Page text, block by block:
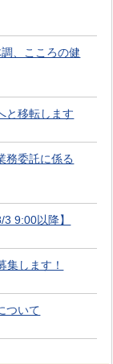
、こころの健
と移転します
務委託に係る
9:00以降】
集します！
ついて